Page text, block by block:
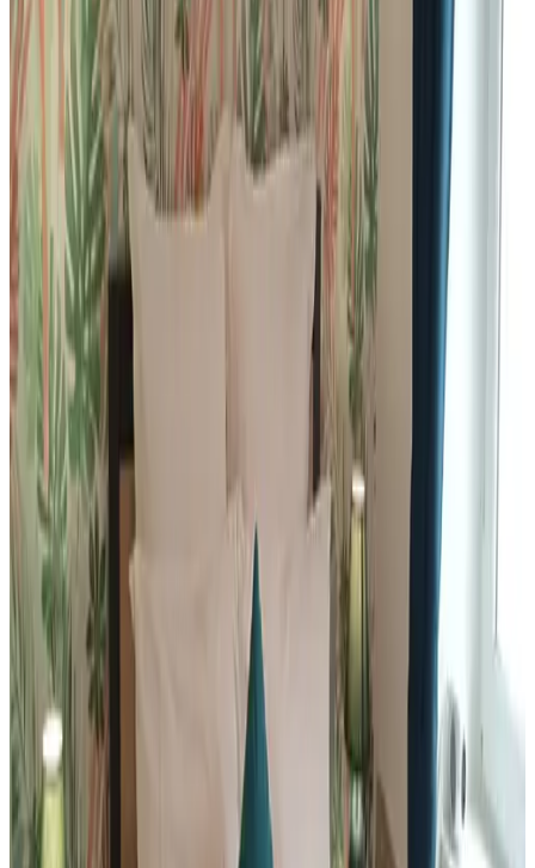
Demande sans engagement
de Belligné
L'Insoupçonnée
Demande sans engagement
46,7 km de Belligné
La Clairière aux Chênes
Treillières
Demande sans engagement
47 km de Belligné
Au Fil du Temps
Mallièvre
Demande sans engagement
63,1 km de Belligné
Le cocon vendéen
Saint-André-Goule-d'Oie
Demande sans engagement
(
de Belligné
Le gîte des 2 Pat'
Demande sans engagement
75,8 kmde Belligné
La Belgerie
La Bernerie-en-Retz
Demande sans engagement
86,6 km de Belligné
Les Grands Ormeaux
Joué-en-Charnie
Demande sans engagement
87,4 km de Belligné
château de Cadouzan
Saint-Dolay
Demande sans engagement
88 kmde Belligné
Au retour de Plage
Saint-Michel-Chef-Chef